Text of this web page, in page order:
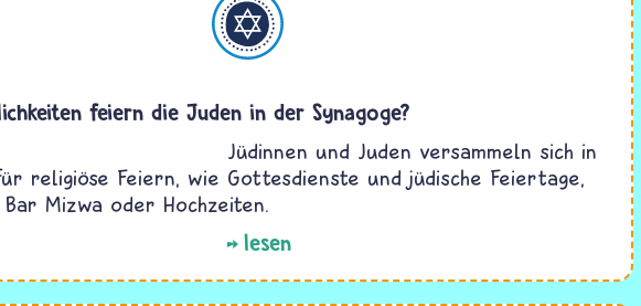
feiern die Juden in der Synagoge?
Jüdinnen und Juden versammeln sich in
religiöse Feiern, wie Gottesdienste und jüdische Feiertage,
Mizwa oder Hochzeiten.
lesen